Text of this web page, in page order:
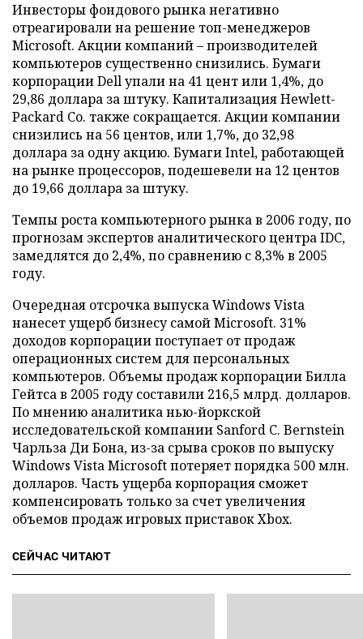
Инвесторы фондового рынка негативно
отреагировали на решение топ-менеджеров
Microsoft. Акции компаний – производителей
компьютеров существенно снизились. Бумаги
корпорации Dell упали на 41 цент или 1,4%, до
29,86 доллара за штуку. Капитализация Hewlett-
Packard Co. также сокращается. Акции компании
снизились на 56 центов, или 1,7%, до 32,98
доллара за одну акцию. Бумаги Intel, работающей
на рынке процессоров, подешевели на 12 центов
до 19,66 доллара за штуку.
Темпы роста компьютерного рынка в 2006 году, по
прогнозам экспертов аналитического центра IDC,
замедлятся до 2,4%, по сравнению с 8,3% в 2005
году.
Очередная отсрочка выпуска Windows Vista
нанесет ущерб бизнесу самой Microsoft. 31%
доходов корпорации поступает от продаж
операционных систем для персональных
компьютеров. Объемы продаж корпорации Билла
Гейтса в 2005 году составили 216,5 млрд. долларов.
По мнению аналитика нью-йоркской
исследовательской компании Sanford C. Bernstein
Чарльза Ди Бона, из-за срыва сроков по выпуску
Windows Vista Microsoft потеряет порядка 500 млн.
долларов. Часть ущерба корпорация сможет
компенсировать только за счет увеличения
объемов продаж игровых приставок Xbox.
СЕЙЧАС ЧИТАЮТ